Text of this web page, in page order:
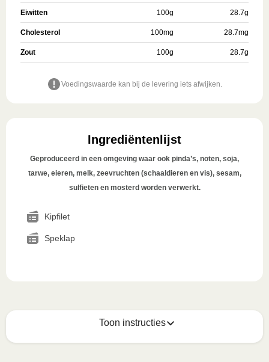
Eiwitten 100g 28.7g
Cholesterol 100mg 28.7mg
Zout 100g 28.7g
Voedingswaarde kan bij de levering iets afwijken.
Ingrediëntenlijst
Geproduceerd in een omgeving waar ook pinda’s, noten, soja,
tarwe, eieren, melk, zeevruchten (schaaldieren en vis), sesam,
sulfieten en mosterd worden verwerkt.
Kipfilet
Speklap
Toon instructies
Zo geniet je er op z'n best van